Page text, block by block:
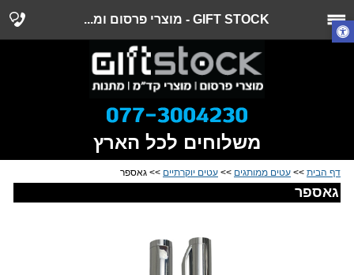
GIFT STOCK - מוצרי פרסום ומ...
משלוחים לכל הארץ
דף הבית >> עטים ממותגים >> עטים יוקרתיים >> גאספר
גאספר